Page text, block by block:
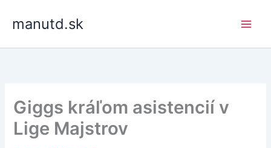
manutd.sk
Giggs kráľom asistencií v
Lige Majstrov